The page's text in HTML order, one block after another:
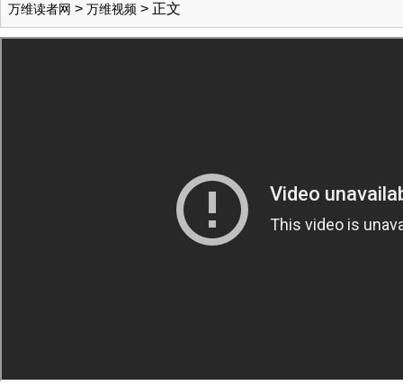
万维读者网 > 万维视频 > 正文